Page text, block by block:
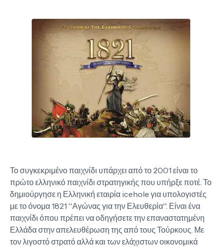
Το συγκεκριμένο παιχνίδι υπάρχει από το 2001 είναι το
πρώτο ελληνικό παιχνίδι στρατηγικής που υπήρξε ποτέ. Το
δημιούργησε η Ελληνική εταιρία icehole για υπολογιστές
με το όνομα 1821 ''Αγώνας για την Ελευθερία''. Είναι ένα
παιχνίδι όπου πρέπει να οδηγήσετε την επαναστατημένη
Ελλάδα στην απελευθέρωση της από τους Τούρκους. Με
τον λιγοστό στρατό αλλά και των ελάχιστων οικονομικά